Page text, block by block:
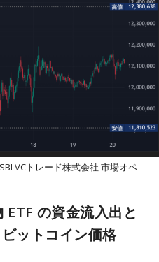
VCトレード株式会社 市場オペ
ETF の資金流入出と
ットコイン価格